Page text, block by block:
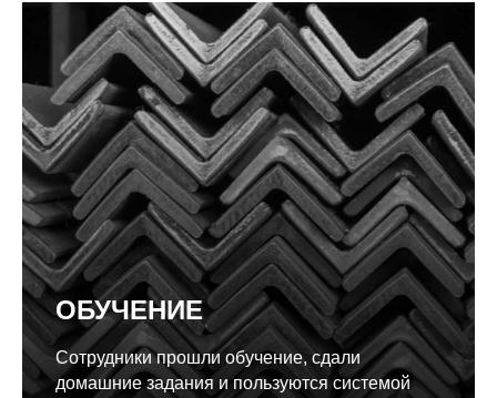
ОБУЧЕНИЕ
Сотрудники прошли обучение, сдали
домашние задания и пользуются системой